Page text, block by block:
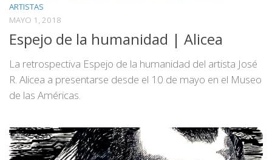
ARTISTAS
MAYO 1, 2018
Espejo de la humanidad | Alicea
La retrospectiva Espejo de la humanidad del artista José
R. Alicea a presentarse desde el 10 de mayo en el Museo
de las Américas.